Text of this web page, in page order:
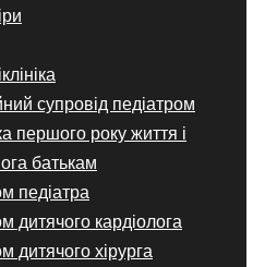
супровід педіатром
першого року життя і
батькам
педіатра
дитячого кардіолога
дитячого хірурга